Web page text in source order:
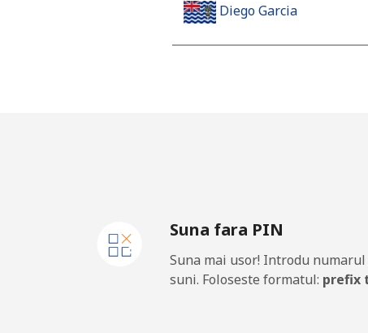
Diego Garcia
Mobil
Dominica
Suna fara PIN
Suna mai usor! Introdu numarul
suni. Foloseste formatul: prefix